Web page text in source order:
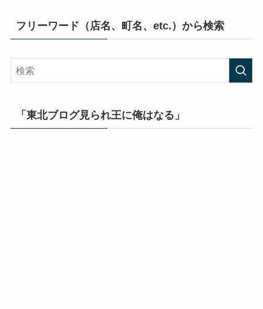
フリーワード（店名、町名、etc.）から検索
「東北ブログ見られ王に俺はなる」